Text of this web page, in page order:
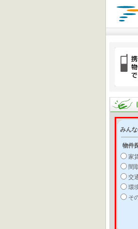
みん
物件
家
間
交
環
そ